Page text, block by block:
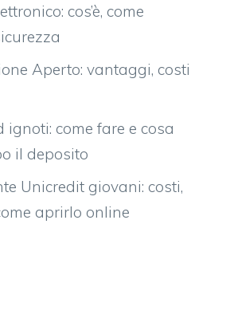
cos’è, come
Aperto: vantaggi, costi
ignoti: come fare e cosa
il deposito
Unicredit giovani: costi,
aprirlo online